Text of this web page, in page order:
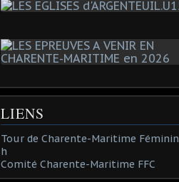
LIENS
Tour de Charente-Maritime Féminin
h
Comité Charente-Maritime FFC